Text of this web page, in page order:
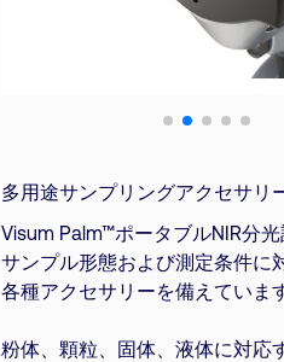
多用途サンプリングアクセサリ
Visum Palm™ポータブルNIR分
サンプル形態および測定条件に
各種アクセサリーを備えていま
粉体、顆粒、固体、液体に対応